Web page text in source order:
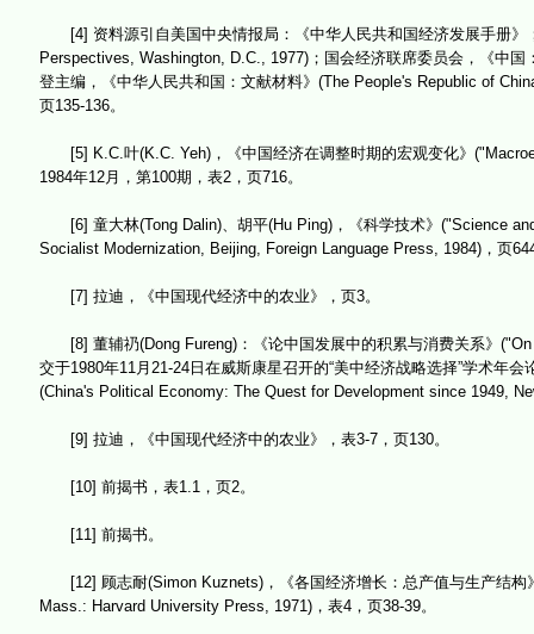
[4] 资料源引自美国中央情报局：《中华人民共和国经济发展手册》
Perspectives, Washington, D.C., 1977)；国会经济联席委员会，《中
登主编，《中华人民共和国：文献材料》(The People's Republic of
页135-136。
[5] K.C.叶(K.C. Yeh)，《中国经济在调整时期的宏观变化》
1984年12月，第100期，表2，页716。
[6] 童大林(Tong Dalin)、胡平(Hu Ping)，《科学技术》("Science
Socialist Modernization, Beijing, Foreign Language Press, 1984)，页
[7] 拉迪，《中国现代经济中的农业》，页3。
[8] 董辅礽(Dong Fureng)：《论中国发展中的积累与消费关系》("On
交于1980年11月21-24日在威斯康星召开的“美中经济战略选择”学术年
(China's Political Economy: The Quest for Development since 1949,
[9] 拉迪，《中国现代经济中的农业》，表3-7，页130。
[10] 前揭书，表1.1，页2。
[11] 前揭书。
[12] 顾志耐(Simon Kuznets)，《各国经济增长：总产值与生产结构
Mass.: Harvard University Press, 1971)，表4，页38-39。